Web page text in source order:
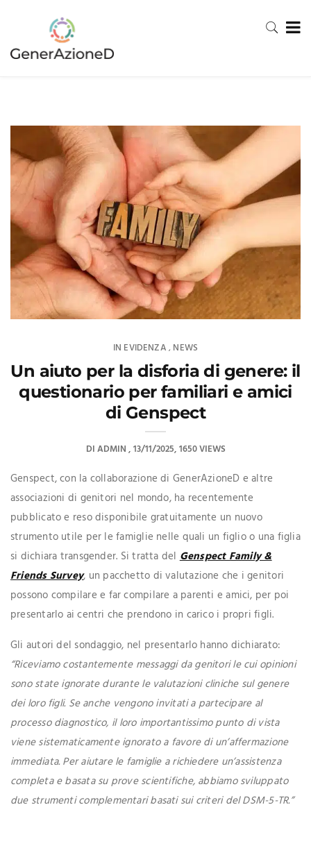
IN EVIDENZA , NEWS
Un aiuto per la disforia di genere: il
questionario per familiari e amici
di Genspect
DIADMIN 13/11/2025 1650 VIEWS
Genspect, con la collaborazione di GenerAzioneD e altre
associazioni di genitori nel mondo, ha recentemente
pubblicato e reso disponibile gratuitamente un nuovo
strumento utile per le famiglie nelle quali un figlio o una figlia
si dichiara transgender. Si tratta delGenspect Family &
Friends Survey, un pacchetto di valutazione che i genitori
possono compilare e far compilare a parenti e amici, per poi
presentarlo ai centri che prendono in carico i propri figli.
Gli autori del sondaggio, nel presentarlo hanno dichiarato:
“Riceviamo costantemente messaggi da genitori le cui opinioni
sono state ignorate durante le valutazioni cliniche sul genere
dei loro figli. Se anche vengono invitati a partecipare al
processo diagnostico, il loro importantissimo punto di vista
viene sistematicamente ignorato a favore di un’affermazione
immediata. Per aiutare le famiglie a richiedere un’assistenza
completa e basata su prove scientifiche, abbiamo sviluppato
due strumenti complementari basati sui criteri del DSM-5-TR.”